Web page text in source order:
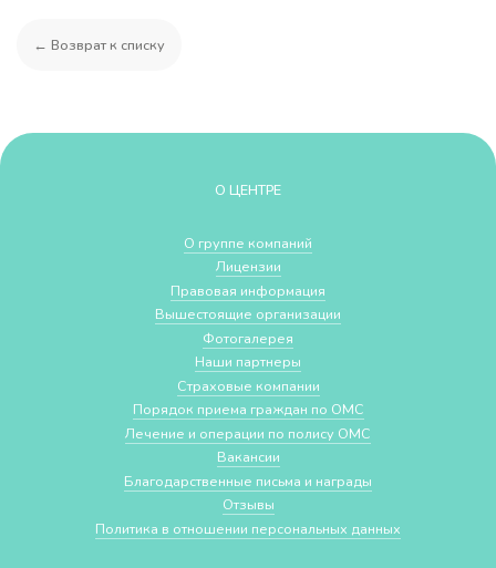
← Возврат к списку
О ЦЕНТРЕ
О группе компаний
Лицензии
Правовая информация
Вышестоящие организации
Фотогалерея
Наши партнеры
Страховые компании
Порядок приема граждан по ОМС
Лечение и операции по полису ОМС
Вакансии
Благодарственные письма и награды
Отзывы
Политика в отношении персональных данных